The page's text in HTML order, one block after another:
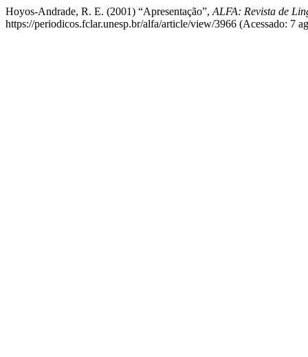
Hoyos-Andrade, R. E. (2001) “Apresentação”, ALFA: Revista de
https://periodicos.fclar.unesp.br/alfa/article/view/3966 (Acessado: 7